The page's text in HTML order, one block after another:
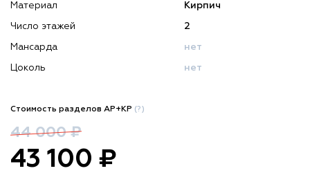
Материал Кирпич
Число этажей 2
Мансарда нет
Цоколь нет
Стоимость разделов АР+КР (?)
44 000 ₽
43 100 ₽